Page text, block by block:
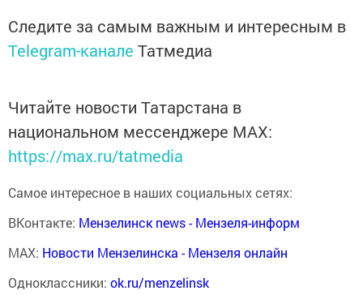
Следите за самым важным и интересным в
Telegram-канале Татмедиа
Читайте новости Татарстана в
национальном мессенджере MАХ:
https://max.ru/tatmedia
Самое интересное в наших социальных сетях:
ВКонтакте: Мензелинск news - Мензеля-информ
MAX: Новости Мензелинска - Мензеля онлайн
Одноклассники: ok.ru/menzelinsk